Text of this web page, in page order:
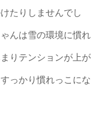
たりしませんでし
んは雪の環境に慣れ
りテンションが上が
っかり慣れっこにな